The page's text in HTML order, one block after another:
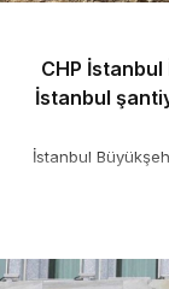
CHP İstanbul
İstanbul
İstanbul